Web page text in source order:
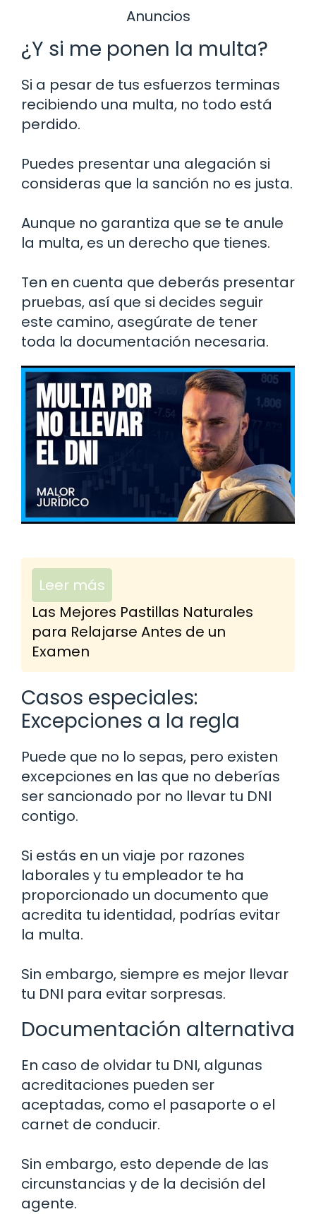
Anuncios
¿Y si me ponen la multa?
Si a pesar de tus esfuerzos terminas
recibiendo una multa, no todo está
perdido.
Puedes presentar una alegación si
consideras que la sanción no es justa.
Aunque no garantiza que se te anule
la multa, es un derecho que tienes.
Ten en cuenta que deberás presentar
pruebas, así que si decides seguir
este camino, asegúrate de tener
toda la documentación necesaria.
Leer más
Las Mejores Pastillas Naturales
para Relajarse Antes de un
Examen
Casos especiales:
Excepciones a la regla
Puede que no lo sepas, pero existen
excepciones en las que no deberías
ser sancionado por no llevar tu DNI
contigo.
Si estás en un viaje por razones
laborales y tu empleador te ha
proporcionado un documento que
acredita tu identidad, podrías evitar
la multa.
Sin embargo, siempre es mejor llevar
tu DNI para evitar sorpresas.
Documentación alternativa
En caso de olvidar tu DNI, algunas
acreditaciones pueden ser
aceptadas, como el pasaporte o el
carnet de conducir.
Sin embargo, esto depende de las
circunstancias y de la decisión del
agente.